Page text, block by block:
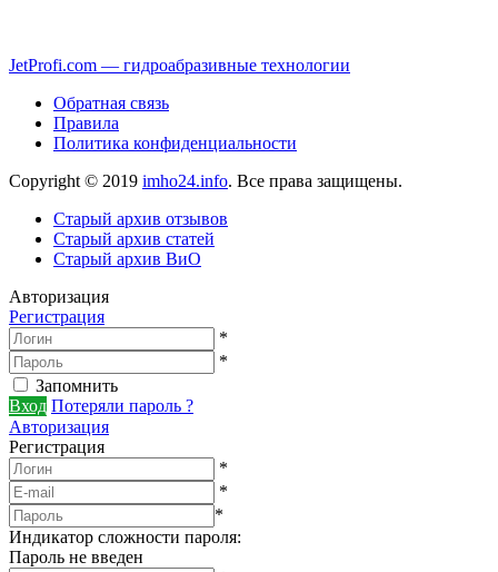
JetProfi.com — гидроабразивные технологии
Обратная связь
Правила
Политика конфиденциальности
Copyright © 2019 imho24.info. Все права защищены.
Старый архив отзывов
Старый архив статей
Старый архив ВиО
Авторизация
Регистрация
*
*
Запомнить
Вход Потеряли пароль ?
Авторизация
Регистрация
*
*
*
Индикатор сложности пароля:
Пароль не введен